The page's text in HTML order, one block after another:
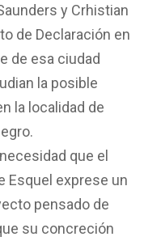
y Crhistian
de Declaración en
de esa ciudad
la posible
la localidad de
que el
Esquel exprese un
pensado de
su concreción